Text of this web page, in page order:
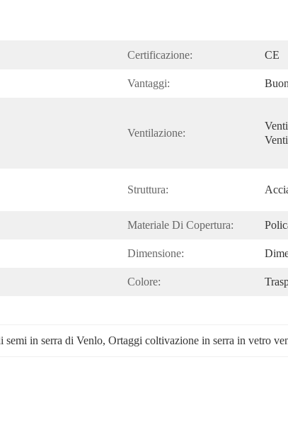
Certificazione: CE
Vantaggi:
Ventilazione:
Struttura:
Materiale Di Copertura:
Dimensione:
Colore:
semi in serra di Venlo, Ortaggi coltivazione in serra in vetro